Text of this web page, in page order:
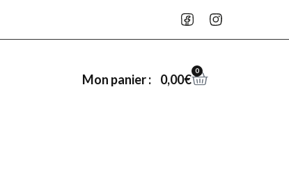
Mon panier : 0,00€
0